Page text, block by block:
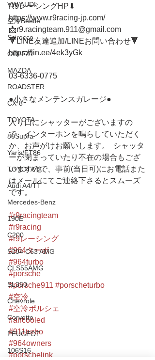
VW/AUDI
空冷Beetle
Scirocco
GOLF/R
MAZDA
ROADSTER
CX-8
TOYOTA
80Supra
Yaris/FT86
TOYOTA他
Audi A4/TT
Mercedes-Benz
190E
C200
S204 C63 AMG
CLS55AMG
SL350
Chevrole
Corvette
PEUGEOT
106S16
R9レーシングHP⬇︎
https://www.r9racing-jp.com/
📩r9.racingteam.911@gmail.com
🔻LINE友達追加/LINEお問い合わせ🔻
https://lin.ee/4ek3yGk
03-6336-0775
●小さなメンテンスガレージ●
入り口にシャッターがございますの
で、インターホンを鳴らしていただく
か、お声がけお願いします。  シャッタ
ーが閉まっていたり不在の場合もござ
いますので、事前(当日可)にお電話また
はメールにてご連絡下さるとスムーズ
です。
#r9racingteam
#r9racing
#r9レーシング
#964ターボ
#964turbo
#porsche
#porsche911 #porscheturbo
#空冷
#空冷ポルシェ
#aircooled
#911turbo
#964owners
#porschelink